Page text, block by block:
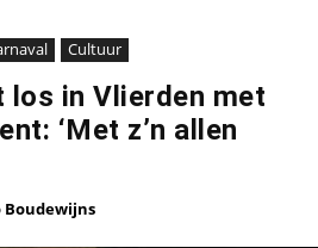
Cultuur
los in Vlierden met
‘Met z’n allen
Boudewijns